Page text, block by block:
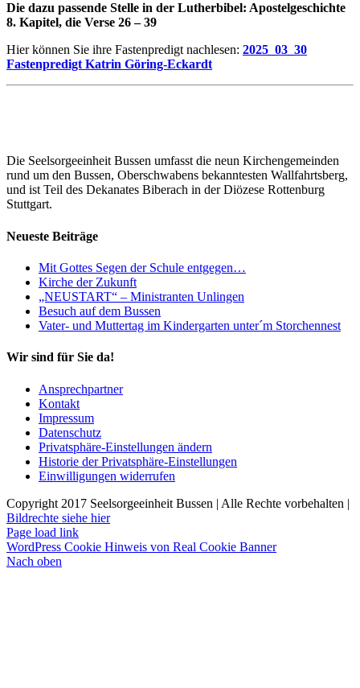
Die dazu passende Stelle in der Lutherbibel: Apostelgeschichte
8. Kapitel, die Verse 26 – 39
Hier können Sie ihre Fastenpredigt nachlesen: 2025_03_30
Fastenpredigt Katrin Göring-Eckardt
Die Seelsorgeeinheit Bussen umfasst die neun Kirchengemeinden
rund um den Bussen, Oberschwabens bekanntesten Wallfahrtsberg,
und ist Teil des Dekanates Biberach in der Diözese Rottenburg
Stuttgart.
Neueste Beiträge
Mit Gottes Segen der Schule entgegen…
Kirche der Zukunft
„NEUSTART“ – Ministranten Unlingen
Besuch auf dem Bussen
Vater- und Muttertag im Kindergarten unter´m Storchennest
Wir sind für Sie da!
Ansprechpartner
Kontakt
Impressum
Datenschutz
Privatsphäre-Einstellungen ändern
Historie der Privatsphäre-Einstellungen
Einwilligungen widerrufen
Copyright 2017 Seelsorgeeinheit Bussen | Alle Rechte vorbehalten |
Bildrechte siehe hier
Page load link
WordPress Cookie Hinweis von Real Cookie Banner
Nach oben